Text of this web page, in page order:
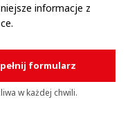
informacje z
formularz
w każdej chwili.